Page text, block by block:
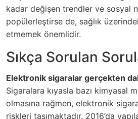
kadar değişen trendler ve sosyal
popülerleştirse de, sağlık
etmemek önemlidir.
Sıkça Sorulan
Elektronik sigaralar gerçekten
Sigaralara kıyasla bazı kimyasal
olmasına rağmen, elektronik
riskleri taşımaktadır. 2016’da